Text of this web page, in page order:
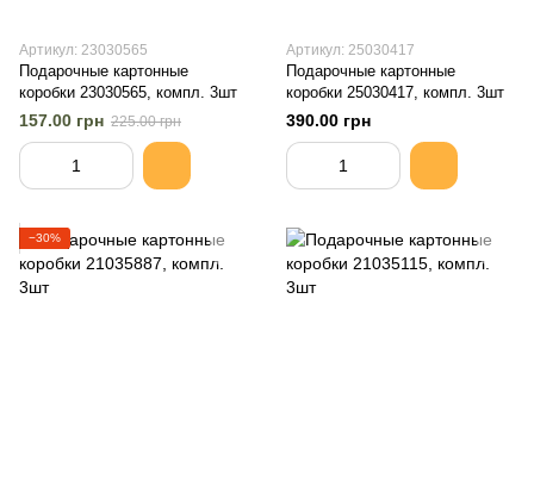
Артикул: 23030565
Подарочные картонные
коробки 23030565, компл. 3шт
157.00 грн 225.00 грн
Артикул: 25030417
Подарочные картонные
коробки 25030417, компл. 3шт
390.00 грн
−30%